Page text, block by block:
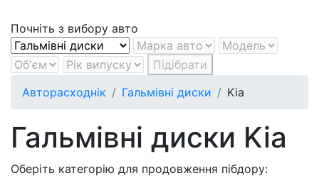
Почніть з вибору авто
Підібрати
Авторасходнік
Гальмівні диски Kia
Гальмівні диски Kia
Оберіть категорію для продовження пібдору: